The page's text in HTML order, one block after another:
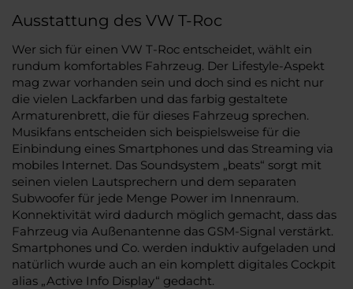
Ausstattung des VW T-Roc
Wer sich für einen VW T-Roc entscheidet, wählt ein
rundum komfortables Fahrzeug. Der Lifestyle-Aspekt
mag zwar vorhanden sein und doch sind es nicht nur
die vielen Lackfarben und das farbig gestaltete
Armaturenbrett, die für dieses Fahrzeug sprechen.
Musikfans entscheiden sich beispielsweise für die
Einbindung eines Smartphones und das Streaming via
mobiles Internet. Das Soundsystem „beats“ sorgt mit
seinen vielen Lautsprechern und dem separaten
Subwoofer für jede Menge Power im Innenraum.
Konnektivität wird dadurch möglich gemacht, dass das
Fahrzeug via Außenantenne das GSM-Signal verstärkt.
Smartphones und Co. werden induktiv aufgeladen und
natürlich wurde auch an ein komplett digitales Cockpit
alias „Active Info Display“ gedacht.